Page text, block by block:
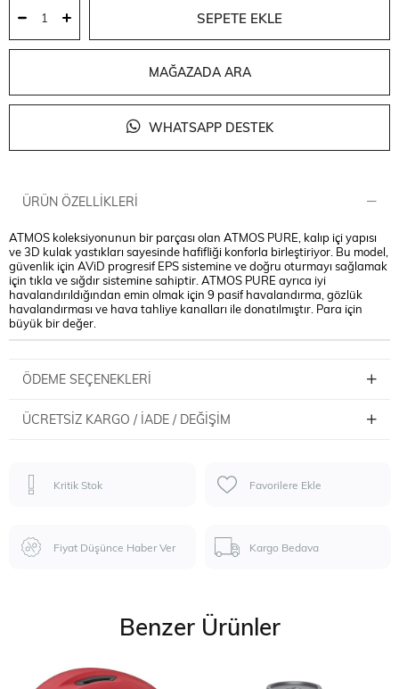
MAĞAZADA ARA
WHATSAPP DESTEK
ÜRÜN ÖZELLIKLERI
ATMOS koleksiyonunun bir parçası olan ATMOS PURE, kalıp içi yapısı
ve 3D kulak yastıkları sayesinde hafifliği konforla birleştiriyor. Bu model,
güvenlik için AViD progresif EPS sistemine ve doğru oturmayı sağlamak
için tıkla ve sığdır sistemine sahiptir. ATMOS PURE ayrıca iyi
havalandırıldığından emin olmak için 9 pasif havalandırma, gözlük
havalandırması ve hava tahliye kanalları ile donatılmıştır. Para için
büyük bir değer.
ÖDEME SEÇENEKLERI
ÜCRETSIZ KARGO / İADE / DEĞIŞIM
Kritik Stok Favorilere Ekle
Fiyat Düşünce Haber Ver Kargo Bedava
Benzer Ürünler